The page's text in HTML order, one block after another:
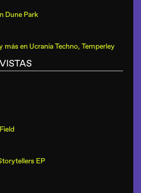
Dune Park
más en Ucrania Techno, Temperley
EP